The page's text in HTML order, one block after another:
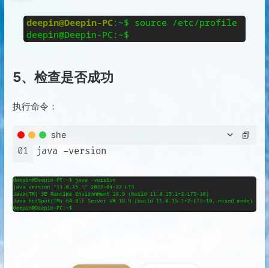
5、检查是否成功
执行命令：
she
01